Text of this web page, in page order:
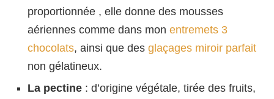
proportionnée , elle donne des mousses
aériennes comme dans mon entremets 3
chocolats, ainsi que des glaçages miroir parfait
non gélatineux.
La pectine : d’origine végétale, tirée des fruits,